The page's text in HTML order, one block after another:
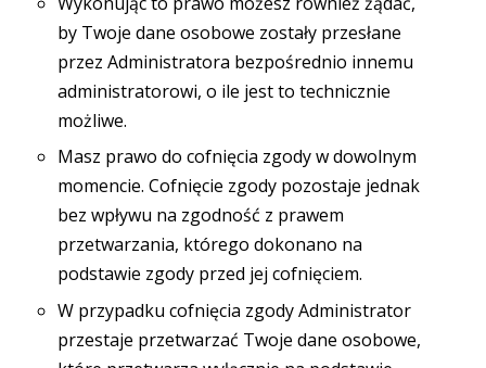
by Twoje dane osobowe zostały przesłane
przez Administratora bezpośrednio innemu
administratorowi, o ile jest to technicznie
możliwe.
Masz prawo do cofnięcia zgody w dowolnym
momencie. Cofnięcie zgody pozostaje jednak
bez wpływu na zgodność z prawem
przetwarzania, którego dokonano na
podstawie zgody przed jej cofnięciem.
W przypadku cofnięcia zgody Administrator
przestaje przetwarzać Twoje dane osobowe,